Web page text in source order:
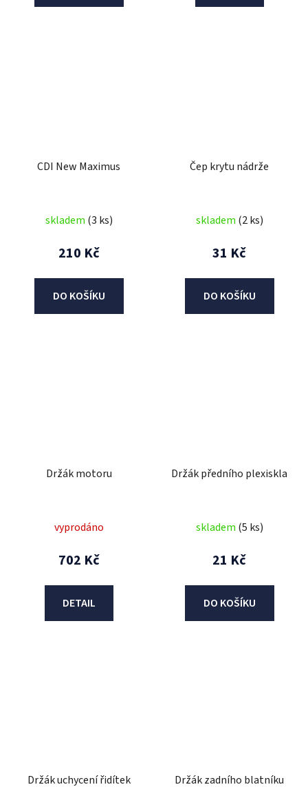
CDI New Maximus
skladem (3 ks)
210 Kč
DO KOŠÍKU
Čep krytu nádrže
skladem (2 ks)
31 Kč
DO KOŠÍKU
Držák motoru
vyprodáno
702 Kč
DETAIL
Držák předního plexiskla
skladem (5 ks)
21 Kč
DO KOŠÍKU
Držák uchycení řidítek Držák zadního blatníku